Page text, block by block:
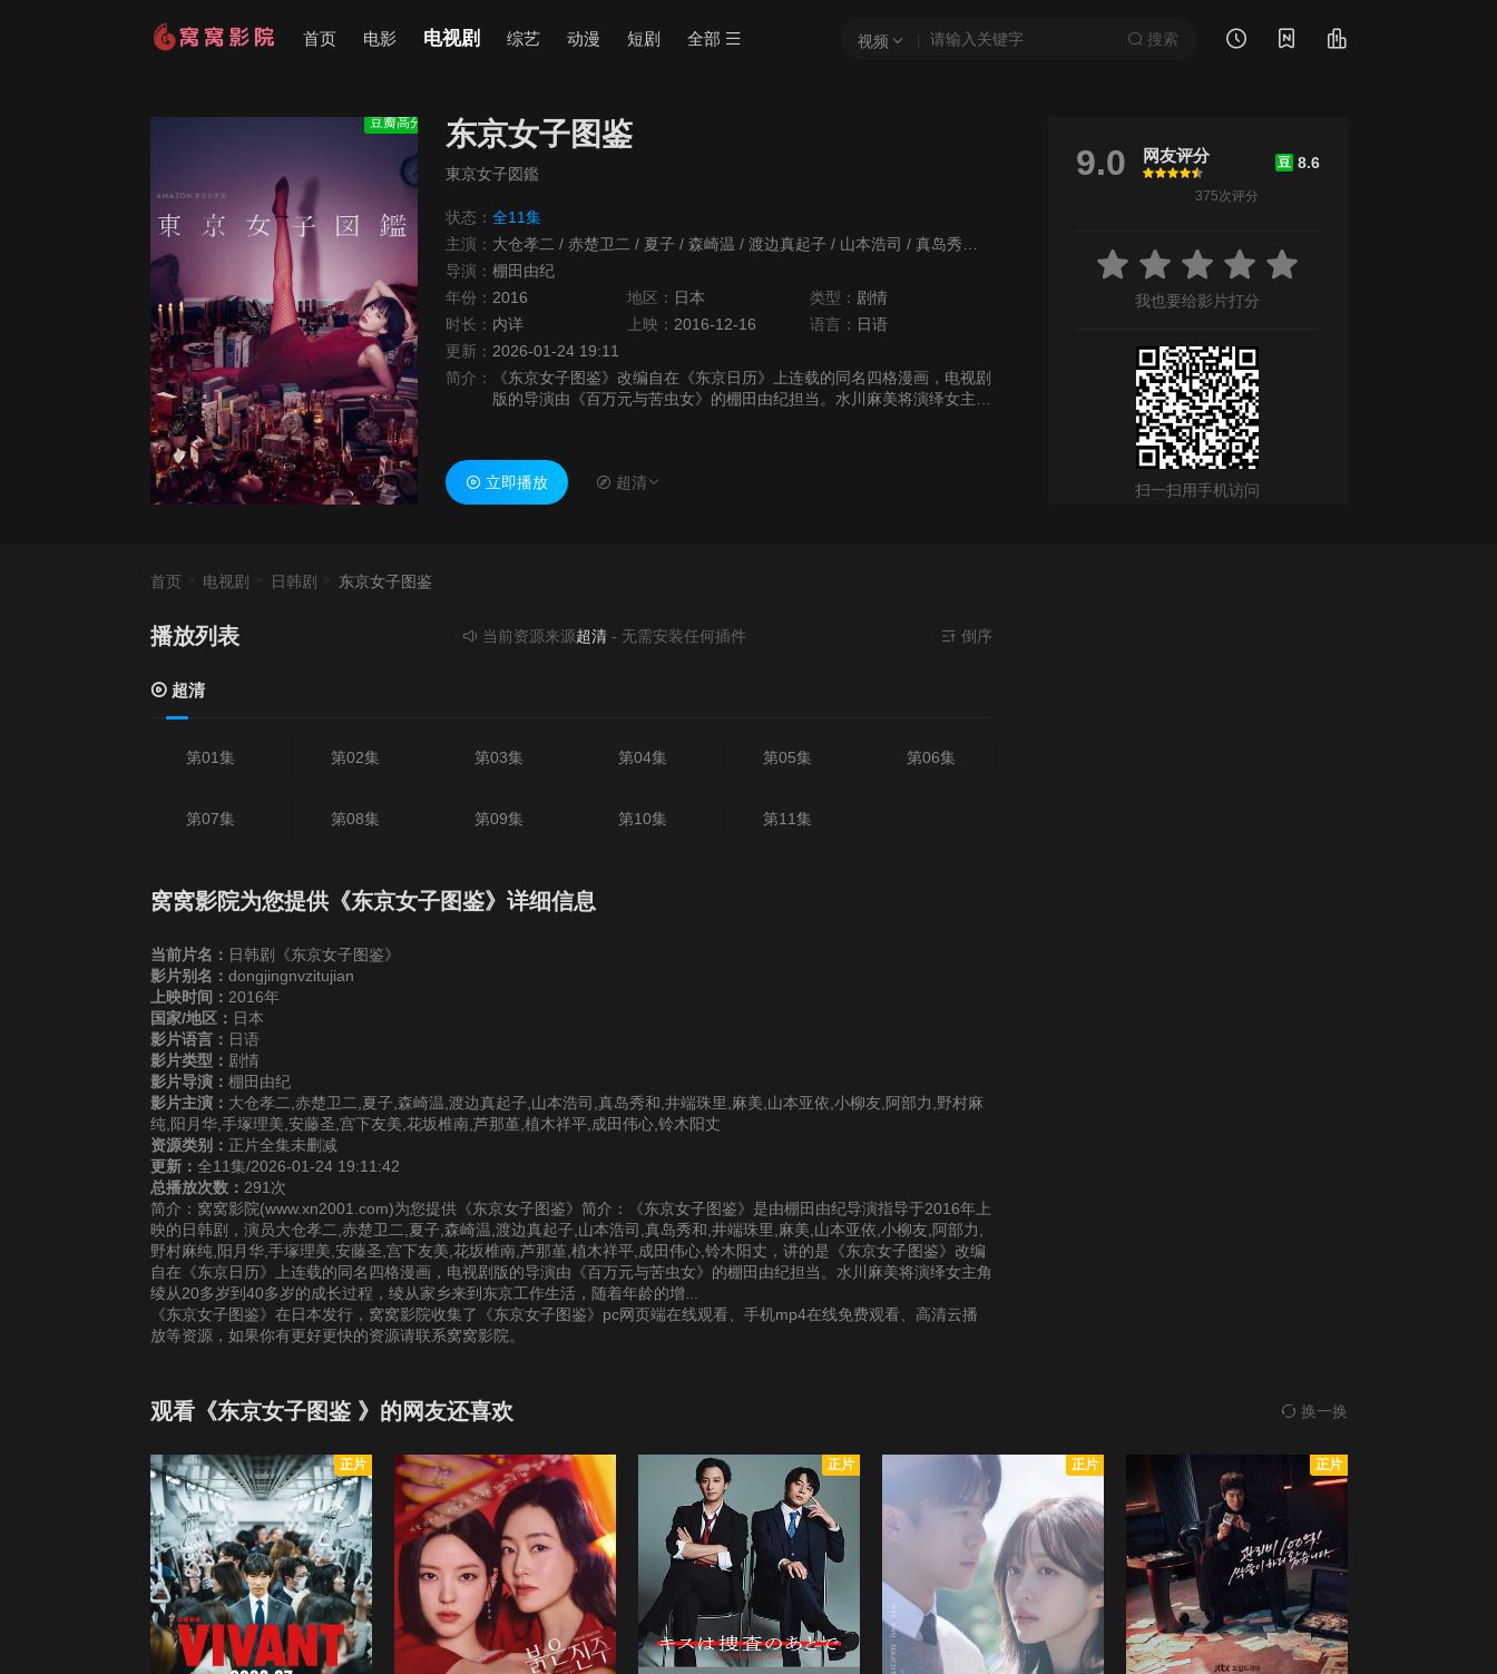
视频 搜索
首页 电影 电视剧 综艺 动漫 短剧 全部
豆瓣高分 东京女子图鉴
東京女子図鑑
状态： 全11集
主演： 大仓孝二 / 赤楚卫二 / 夏子 / 森崎温 / 渡边真起子 / 山本浩司 / 真岛秀和
导演： 棚田由纪
年份： 2016 地区： 日本 类型： 剧情
时长： 内详 上映： 2016-12-16 语言： 日语
更新： 2026-01-24 19:11
简介：
《东京女子图鉴》改编自在《东京日历》上连载的同名四格漫画，电视剧
版的导演由《百万元与苦虫女》的棚田由纪担当。水川麻美将演绎女主角
立即播放 超清
9.0 网友评分
很差
较差还行推荐力荐
豆 8.6
375次评分
我也要给影片打分
扫一扫用手机访问
首页 电视剧 日韩剧 东京女子图鉴
播放列表 当前资源来源超清- 无需安装任何插件 倒序
超清
第01集 第02集 第03集 第04集 第05集 第06集
第07集 第08集 第09集 第10集 第11集
窝窝影院为您提供《东京女子图鉴》详细信息
当前片名： 日韩剧《东京女子图鉴》
影片别名： dongjingnvzitujian
上映时间： 2016年
国家/地区： 日本
影片语言： 日语
影片类型： 剧情
影片导演： 棚田由纪
影片主演： 大仓孝二,赤楚卫二,夏子,森崎温,渡边真起子,山本浩司,真岛秀和,井端珠里,麻美,山本亚依,小柳友,阿部力,野村麻
纯,阳月华,手塚理美,安藤圣,宫下友美,花坂椎南,芦那堇,植木祥平,成田伟心,铃木阳丈
资源类别： 正片全集未删减
更新： 全11集/2026-01-24 19:11:42
总播放次数： 291次
简介：窝窝影院(www.xn2001.com)为您提供《东京女子图鉴》简介：《东京女子图鉴》是由棚田由纪导演指导于2016年上
映的日韩剧，演员大仓孝二,赤楚卫二,夏子,森崎温,渡边真起子,山本浩司,真岛秀和,井端珠里,麻美,山本亚依,小柳友,阿部力,
野村麻纯,阳月华,手塚理美,安藤圣,宫下友美,花坂椎南,芦那堇,植木祥平,成田伟心,铃木阳丈，讲的是《东京女子图鉴》改编
自在《东京日历》上连载的同名四格漫画，电视剧版的导演由《百万元与苦虫女》的棚田由纪担当。水川麻美将演绎女主角
绫从20多岁到40多岁的成长过程，绫从家乡来到东京工作生活，随着年龄的增...
《东京女子图鉴》在日本发行，窝窝影院收集了《东京女子图鉴》pc网页端在线观看、手机mp4在线免费观看、高清云播
放等资源，如果你有更好更快的资源请联系窝窝影院。
观看《东京女子图鉴 》的网友还喜欢 换一换
正片 正片 正片 正片